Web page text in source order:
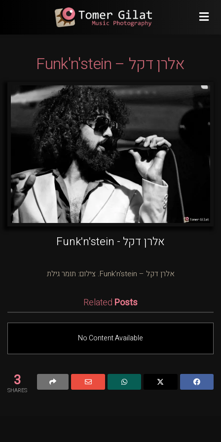
אלרן דקל – Funk'n'stein
אלרן דקל - Funk'n'stein
אלרן דקל – Funk'n'stein. צילום: תומר גילת
Related Posts
No Content Available
3
SHARES